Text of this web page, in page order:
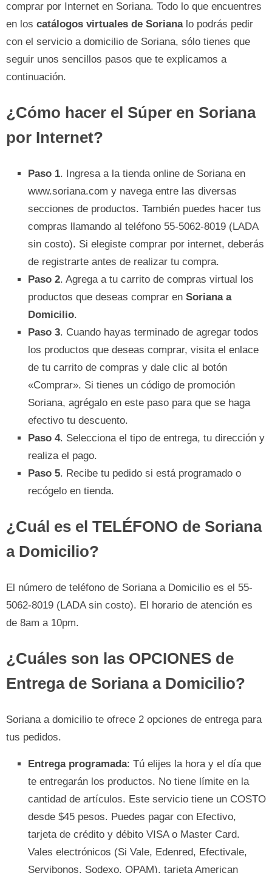
comprar por Internet en Soriana. Todo lo que encuentres
en los catálogos virtuales de Sorianalo podrás pedir
con el servicio a domicilio de Soriana, sólo tienes que
seguir unos sencillos pasos que te explicamos a
continuación.
¿Cómo hacer el Súper en Soriana
por Internet?
Paso 1. Ingresa a la tienda online de Soriana en
www.soriana.com y navega entre las diversas
secciones de productos. También puedes hacer tus
compras llamando al teléfono 55-5062-8019 (LADA
sin costo). Si elegiste comprar por internet, deberás
de registrarte antes de realizar tu compra.
Paso 2. Agrega a tu carrito de compras virtual los
productos que deseas comprar en Soriana a
Domicilio.
Paso 3. Cuando hayas terminado de agregar todos
los productos que deseas comprar, visita el enlace
de tu carrito de compras y dale clic al botón
«Comprar». Si tienes un código de promoción
Soriana, agrégalo en este paso para que se haga
efectivo tu descuento.
Paso 4. Selecciona el tipo de entrega, tu dirección y
realiza el pago.
Paso 5. Recibe tu pedido si está programado o
recógelo en tienda.
¿Cuál es el TELÉFONO de Soriana
a Domicilio?
El número de teléfono de Soriana a Domicilio es el 55-
5062-8019 (LADA sin costo). El horario de atención es
de 8am a 10pm.
¿Cuáles son las OPCIONES de
Entrega de Soriana a Domicilio?
Soriana a domicilio te ofrece 2 opciones de entrega para
tus pedidos.
Entrega programada: Tú elijes la hora y el día que
te entregarán los productos. No tiene límite en la
cantidad de artículos. Este servicio tiene un COSTO
desde $45 pesos. Puedes pagar con Efectivo,
tarjeta de crédito y débito VISA o Master Card.
Vales electrónicos (Si Vale, Edenred, Efectivale,
Servibonos, Sodexo, OPAM), tarjeta American